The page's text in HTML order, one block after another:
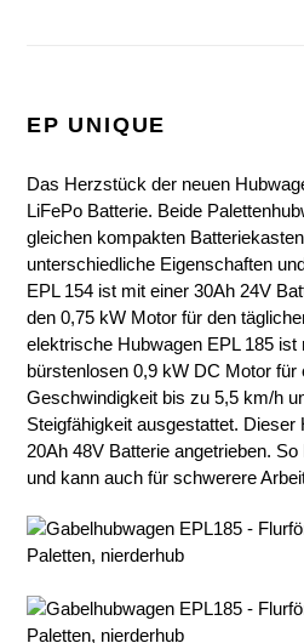
EP UNIQUE
Das Herzstück der neuen
LiFePo Batterie. Beide
gleichen kompakten
unterschiedliche Eigenschaften
EPL 154 ist mit einer 30Ah 24V
den 0,75 kW Motor für den
elektrische Hubwagen EPL 185
bürstenlosen 0,9 kW DC Motor für
Geschwindigkeit bis zu 5,5 km/h
Steigfähigkeit ausgestattet. Dieser
20Ah 48V Batterie angetrieben.
und kann auch für schwerere